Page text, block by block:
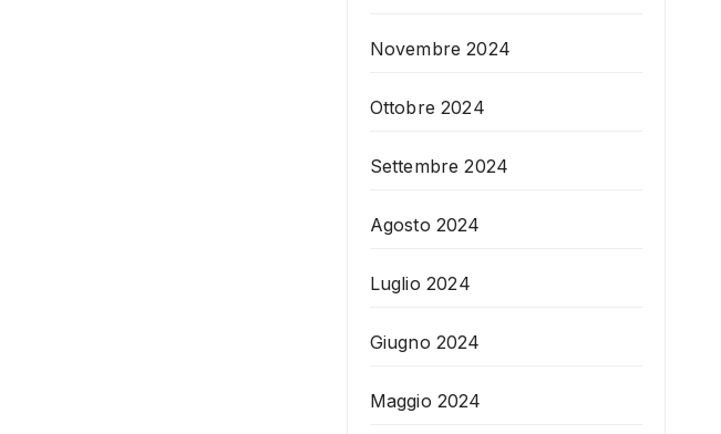
Novembre 2024
Ottobre 2024
Settembre 2024
Agosto 2024
Luglio 2024
Giugno 2024
Maggio 2024